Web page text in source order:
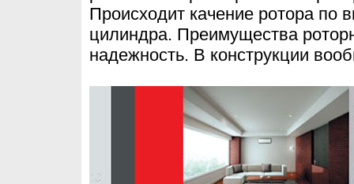
Происходит качение ротора по
цилиндра. Преимущества
надежность. В конструкции